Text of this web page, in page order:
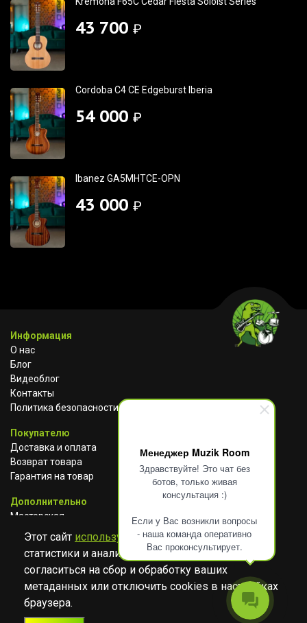
Менеджер Muzik Room
Здравствуйте! Это чат без
ботов, только живая
консультация :)
Если у Вас возникли вопросы
- наша команда оперативно
Вас проконсультирует.
43 700 ₽
Cordoba C4 CE Edgeburst Iberia
54 000 ₽
Ibanez GA5MHTCE-OPN
43 000 ₽
Информация
О нас
Блог
Видеоблог
Контакты
Политика безопасности
Покупателю
Доставка и оплата
Возврат товара
Гарантия на товар
Дополнительно
Мастерская
Сотрудничество
АВИТО
TELEGRAM
YOUTUBE
© Музыкальный магазин Muzik Room, 2023-2026
Этот сайт использует cookies для сбора
статистики и анализа работы сайта. Просим
согласиться на сбор и обработку ваших
метаданных или отключить cookies в настройках
браузера.